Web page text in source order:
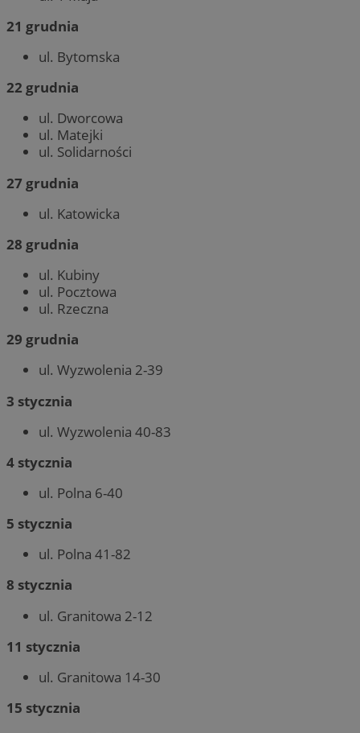
21 grudnia
ul. Bytomska
22 grudnia
ul. Dworcowa
ul. Matejki
ul. Solidarności
27 grudnia
ul. Katowicka
28 grudnia
ul. Kubiny
ul. Pocztowa
ul. Rzeczna
29 grudnia
ul. Wyzwolenia 2-39
3 stycznia
ul. Wyzwolenia 40-83
4 stycznia
ul. Polna 6-40
5 stycznia
ul. Polna 41-82
8 stycznia
ul. Granitowa 2-12
11 stycznia
ul. Granitowa 14-30
15 stycznia